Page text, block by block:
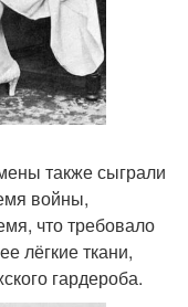
также сыграли
войны,
что требовало
лёгкие ткани,
гардероба.